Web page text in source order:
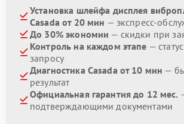
Установка шлейфа дисплея
Casada от 20 мин — экспресс-
До 30% экономии — скидки при
Контроль на каждом этапе —
запросу
Диагностика Casada от 10 мин —
результат
Официальная гарантия до 12 мес.
подтверждающими документами